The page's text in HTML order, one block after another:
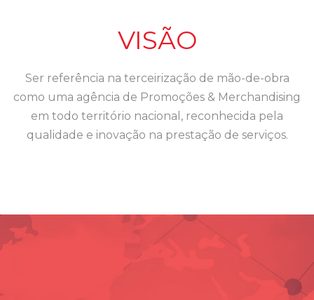
VISÃO
Ser referência na terceirização de mão-de-obra
como uma agência de Promoções & Merchandising
em todo território nacional, reconhecida pela
qualidade e inovação na prestação de serviços.